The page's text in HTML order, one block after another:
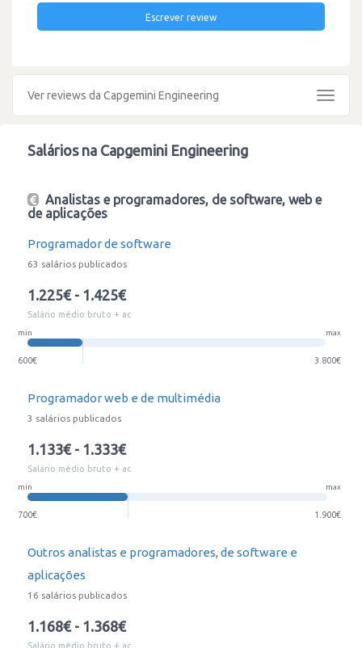
Escrever review
Ver reviews da Capgemini Engineering
Toggle
Salários na Capgemini Engineering
Analistas e programadores, de software, web e
de aplicações
Programador de software
63 salários publicados
1.225€ - 1.425€
Salário médio bruto + ac
min max
600€ 3.800€
Programador web e de multimédia
3 salários publicados
1.133€ - 1.333€
Salário médio bruto + ac
min max
700€ 1.900€
Outros analistas e programadores, de software e
aplicações
16 salários publicados
1.168€ - 1.368€
Salário médio bruto + ac